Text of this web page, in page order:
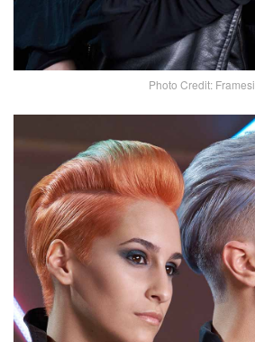
Photo Credit: Framesi